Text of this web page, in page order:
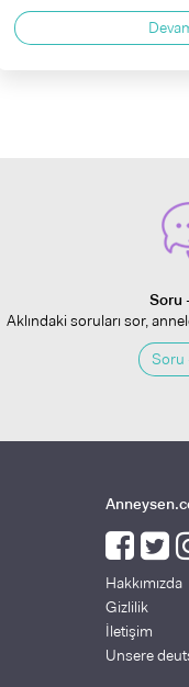
Soru
Aklındaki soruları sor,
Soru
Hakkımızda
Gizlilik
İletişim
Unsere